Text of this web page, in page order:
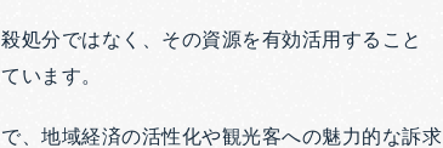
処分ではなく、その資源を有効活用すること
います。
、地域経済の活性化や観光客への魅力的な訴求